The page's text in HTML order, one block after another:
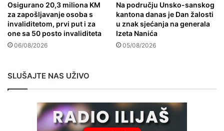
Osigurano 20,3 miliona KM
za zapošljavanje osoba s
invaliditetom, prvi put i za
one sa 50 posto invaliditeta
06/08/2026
Na području Unsko-sanskog
kantona danas je Dan žalosti
u znak sjećanja na generala
Izeta Nanića
05/08/2026
SLUŠAJTE NAS UŽIVO